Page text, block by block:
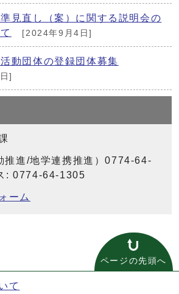
見直し（案）に関する説明会の
[2024年9月4日]
動団体の登録団体募集
]
推進/地学連携推進）0774-64-
: 0774-64-1305
ーム
ページの先頭へ
て